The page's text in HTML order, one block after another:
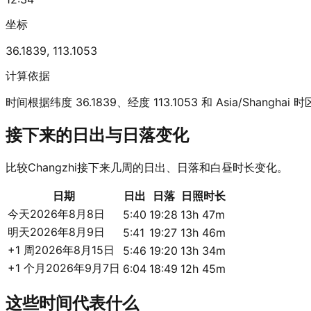
坐标
36.1839, 113.1053
计算依据
时间根据纬度 36.1839、经度 113.1053 和 Asia/Shanghai 时
接下来的日出与日落变化
比较Changzhi接下来几周的日出、日落和白昼时长变化。
日期 日出 日落
日照时长
今天2026年8月8日 5:40 19:28 13h 47m
明天2026年8月9日 5:41 19:27 13h 46m
+1 周2026年8月15日 5:46 19:20 13h 34m
+1 个月 2026年9月7日 6:04 18:49 12h 45m
这些时间代表什么